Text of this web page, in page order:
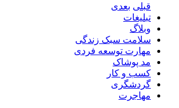
قبلی بعدی
تبلیغات
وبلاگ
سلامت سبک زندگی
مهارت توسعه فردی
مد پوشاک
کسب و کار
گردشگری
مهاجرت